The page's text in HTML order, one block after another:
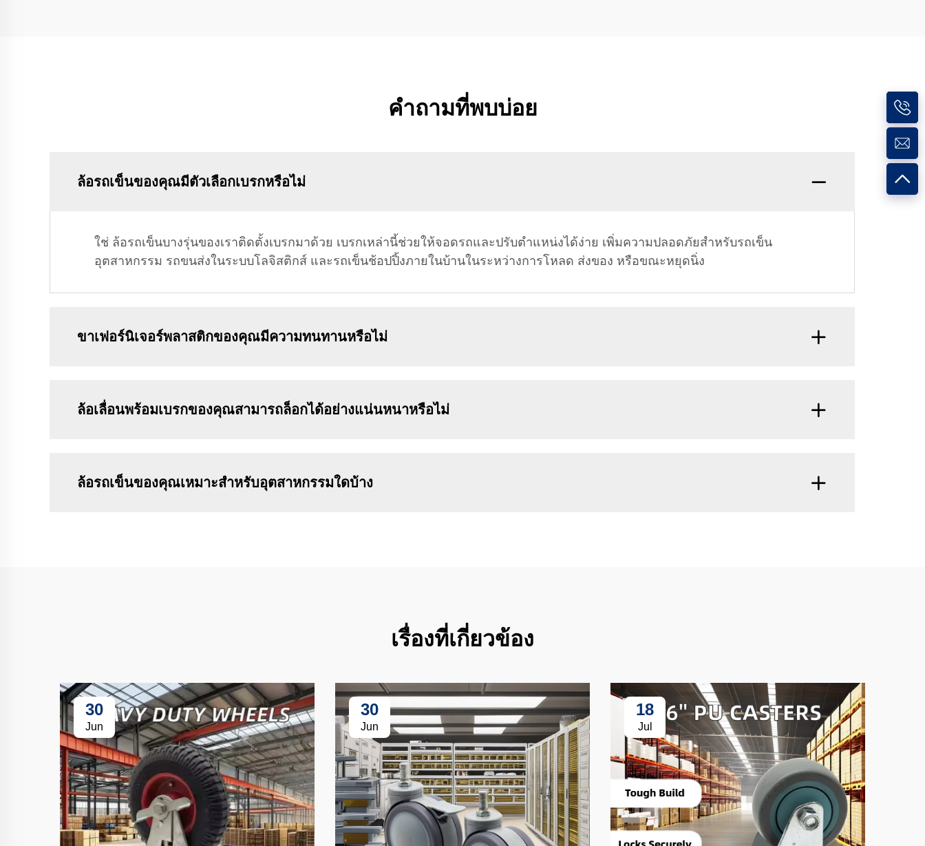
คำถามที่พบบ่อย
ล้อรถเข็นของคุณมีตัวเลือกเบรกหรือไม่
ใช่ ล้อรถเข็นบางรุ่นของเราติดตั้งเบรกมาด้วย เบรกเหล่านี้ช่วยให้จอดรถและปรับตำแหน่งได้ง่าย เพิ่มความปลอดภัยสำหรับรถเข็น
อุตสาหกรรม รถขนส่งในระบบโลจิสติกส์ และรถเข็นช้อปปิ้งภายในบ้านในระหว่างการโหลด ส่งของ หรือขณะหยุดนิ่ง
ขาเฟอร์นิเจอร์พลาสติกของคุณมีความทนทานหรือไม่
ล้อเลื่อนพร้อมเบรกของคุณสามารถล็อกได้อย่างแน่นหนาหรือไม่
ล้อรถเข็นของคุณเหมาะสำหรับอุตสาหกรรมใดบ้าง
เรื่องที่เกี่ยวข้อง
30
Jun
30
Jun
18
Jul